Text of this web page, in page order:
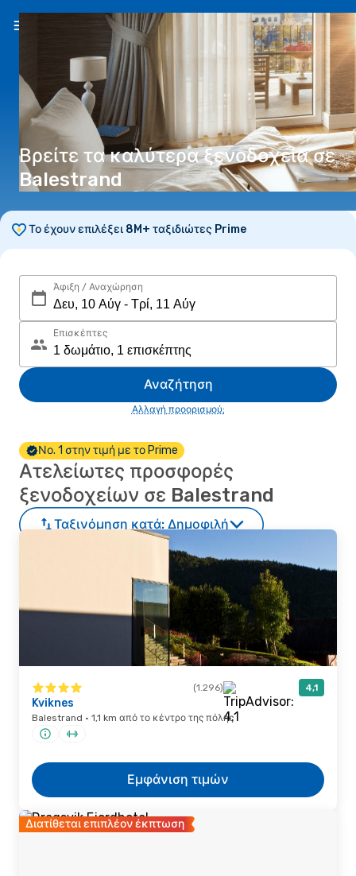
EL(€)
Βρείτε τα καλύτερα ξενοδοχεία σε
Balestrand
Το έχουν επιλέξει 8M+ ταξιδιώτες Prime
Άφιξη / Αναχώρηση
Επισκέπτες
Αναζήτηση
Αλλαγή προορισμού;
Νο. 1 στην τιμή με το Prime
Ατελείωτες προσφορές
ξενοδοχείων σε Balestrand
Ταξινόμηση κατά: Δημοφιλή
(1.296) 4,1
Kviknes
Balestrand · 1,1 km από το κέντρο της πόλης
Εμφάνιση τιμών
Διατίθεται επιπλέον έκπτωση